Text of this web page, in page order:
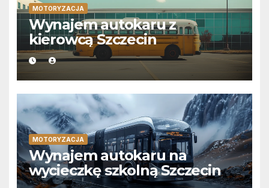
MOTORYZACJA
Wynajem autokaru z
kierowcą Szczecin
MOTORYZACJA
Wynajem autokaru na
wycieczkę szkolną Szczecin